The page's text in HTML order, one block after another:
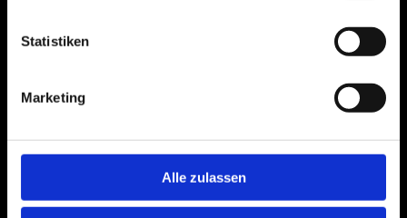
Statistiken
Marketing
Alle zulassen
Datenschutz
Rotary
Ferdinandstraße 25